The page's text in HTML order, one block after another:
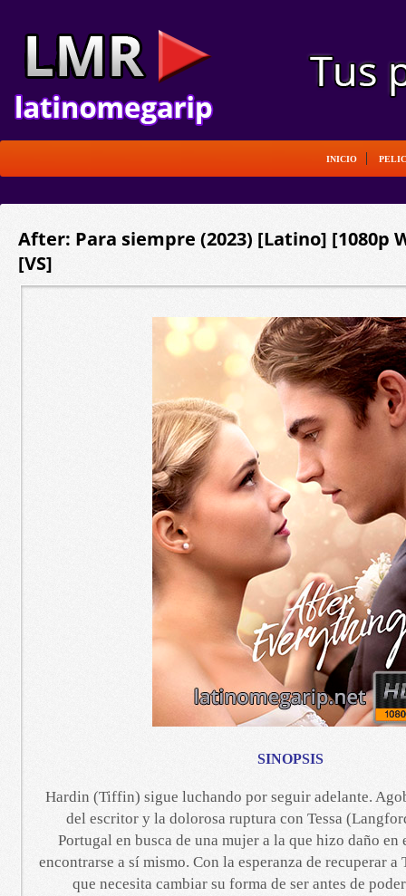
INICIO
After: Para siempre (2023) [Latino] [1080p
[VS]
SINOPSIS
Hardin (Tiffin) sigue luchando por seguir adelante.
del escritor y la dolorosa ruptura con Tessa
Portugal en busca de una mujer a la que hizo daño
encontrarse a sí mismo. Con la esperanza de recuperar a
que necesita cambiar su forma de ser antes de